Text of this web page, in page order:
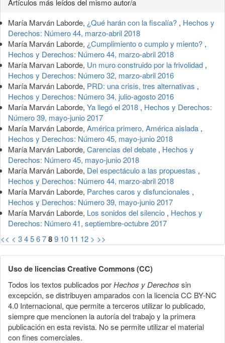
del
artículo
Artículos más leídos del mismo autor/a
María Marván Laborde, ¿Qué harán con la fiscalía? , Hechos y
Derechos: Número 44, marzo-abril 2018
María Marván Laborde, ¿Cumplimiento o cumplo y miento? ,
Hechos y Derechos: Número 44, marzo-abril 2018
María Marvan Laborde, Un muro construido por la frivolidad ,
Hechos y Derechos: Número 32, marzo-abril 2016
María Marván Laborde, PRD: una crisis, tres alternativas ,
Hechos y Derechos: Número 34, julio-agosto 2016
María Marván Laborde, Ya llegó el 2018 , Hechos y Derechos:
Número 39, mayo-junio 2017
María Marván Laborde, América primero, América aislada ,
Hechos y Derechos: Número 45, mayo-junio 2018
María Marván Laborde, Carencias del debate , Hechos y
Derechos: Número 45, mayo-junio 2018
María Marván Laborde, Del espectáculo a las propuestas ,
Hechos y Derechos: Número 44, marzo-abril 2018
María Marván Laborde, Parches caros y disfuncionales ,
Hechos y Derechos: Número 39, mayo-junio 2017
María Marván Laborde, Los sonidos del silencio , Hechos y
Derechos: Número 41, septiembre-octubre 2017
<< < 3456789 10 11 12 > >>
Uso de licencias Creative Commons (CC)
Todos los textos publicados porHechos y Derechos sin
excepción, se distribuyen amparados con la licencia CC BY-NC
4.0 Internacional, que permite a terceros utilizar lo publicado,
siempre que mencionen la autoría del trabajo y la primera
publicación en esta revista. No se permite utilizar el material
con fines comerciales.